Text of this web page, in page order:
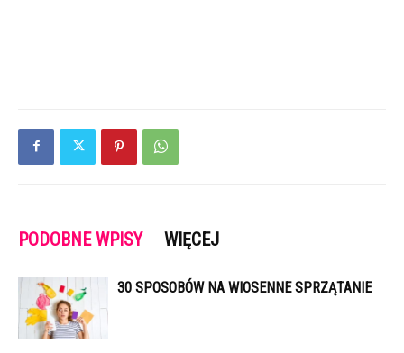
PODOBNE WPISY WIĘCEJ
30 SPOSOBÓW NA WIOSENNE SPRZĄTANIE